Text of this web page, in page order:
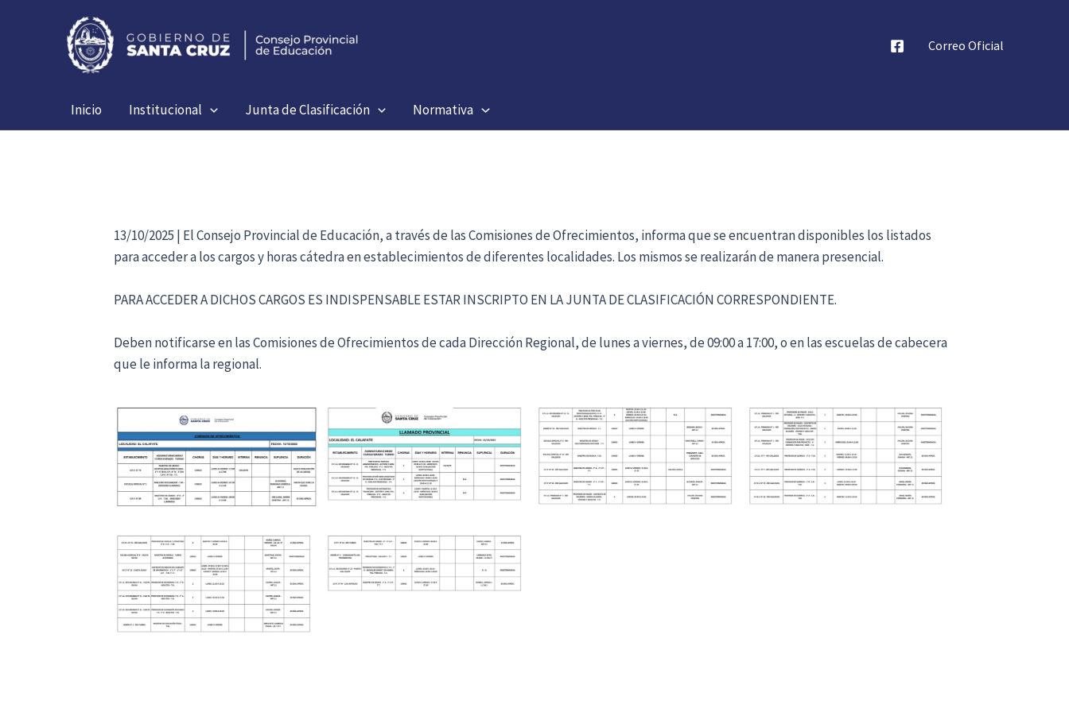
Correo Oficial
Inicio Institucional Junta de Clasificación Normativa
13/10/2025 | El Consejo Provincial de Educación, a través de las Comisiones de Ofrecimientos, informa que se encuentran disponibles los listados
para acceder a los cargos y horas cátedra en establecimientos de diferentes localidades. Los mismos se realizarán de manera presencial.
PARA ACCEDER A DICHOS CARGOS ES INDISPENSABLE ESTAR INSCRIPTO EN LA JUNTA DE CLASIFICACIÓN CORRESPONDIENTE.
Deben notificarse en las Comisiones de Ofrecimientos de cada Dirección Regional, de lunes a viernes, de 09:00 a 17:00, o en las escuelas de cabecera
que le informa la regional.